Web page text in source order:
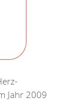
Jahr 2009